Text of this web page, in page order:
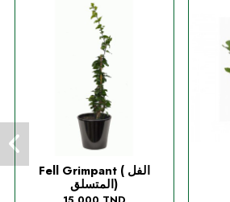
Fell Grimpant ( الفل
المتسلق)